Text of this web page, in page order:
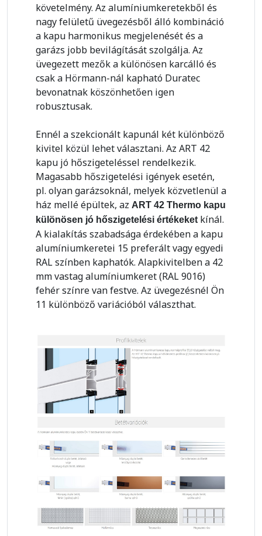
követelmény. Az alumíniumkeretekből és
nagy felületű üvegezésből álló kombináció
a kapu harmonikus megjelenését és a
garázs jobb bevilágítását szolgálja. Az
üvegezett mezők a különösen karcálló és
csak a Hörmann-nál kapható Duratec
bevonatnak köszönhetően igen
robusztusak.
Ennél a szekcionált kapunál két különböző
kivitel közül lehet választani. Az ART 42
kapu jó hőszigeteléssel rendelkezik.
Magasabb hőszigetelési igények esetén,
pl. olyan garázsoknál, melyek közvetlenül a
ház mellé épültek, az ART 42 Thermo kapu
különösen jó hőszigetelési értékeketkínál.
A kialakítás szabadsága érdekében a kapu
alumíniumkeretei 15 preferált vagy egyedi
RAL színben kaphatók. Alapkivitelben a 42
mm vastag alumíniumkeret (RAL 9016)
fehér színre van festve. Az üvegezésnél Ön
11 különböző variációból választhat.